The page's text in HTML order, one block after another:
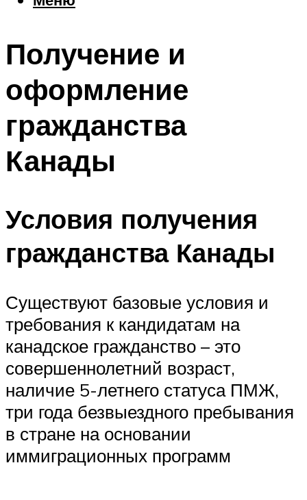
Шоппинг
Что посетить
Меню
Получение и
оформление
гражданства
Канады
Условия получения
гражданства Канады
Существуют базовые условия и
требования к кандидатам на
канадское гражданство – это
совершеннолетний возраст,
наличие 5-летнего статуса ПМЖ,
три года безвыездного пребывания
в стране на основании
иммиграционных программ